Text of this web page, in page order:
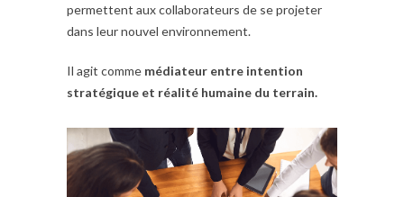
permettent aux collaborateurs de se projeter
dans leur nouvel environnement.
Il agit comme médiateur entre intention
stratégique et réalité humaine du terrain.